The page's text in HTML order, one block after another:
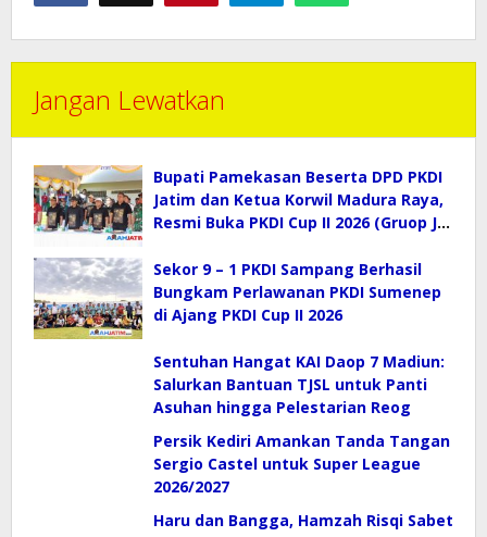
Jangan Lewatkan
Bupati Pamekasan Beserta DPD PKDI
Jatim dan Ketua Korwil Madura Raya,
Resmi Buka PKDI Cup II 2026 (Gruop J)
Sekor 9 – 1 PKDI Sampang Berhasil
Bungkam Perlawanan PKDI Sumenep
di Ajang PKDI Cup II 2026
Sentuhan Hangat KAI Daop 7 Madiun:
Salurkan Bantuan TJSL untuk Panti
Asuhan hingga Pelestarian Reog
Persik Kediri Amankan Tanda Tangan
Sergio Castel untuk Super League
2026/2027
Haru dan Bangga, Hamzah Risqi Sabet